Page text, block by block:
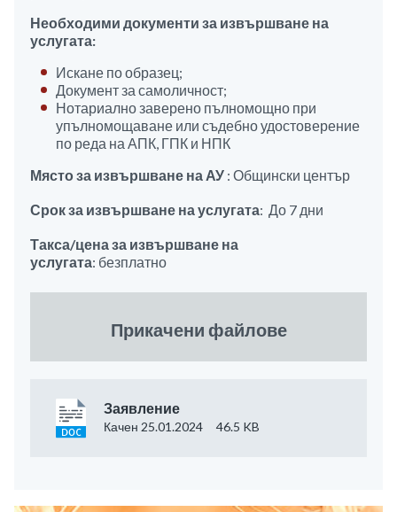
Необходими документи за извършване на
услугата:
Искане по образец;
Документ за самоличност;
Нотариално заверено пълномощно при
упълномощаване или съдебно удостоверение
по реда на АПК, ГПК и НПК
Място за извършване на АУ : Общински център
Срок за извършване на услугата: До 7 дни
Такса/цена за извършване на
услугата: безплатно
Прикачени файлове
Заявление
Качен 25.01.2024 46.5 KB